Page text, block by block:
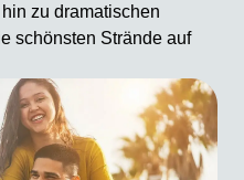
zu dramatischen
schönsten Strände auf